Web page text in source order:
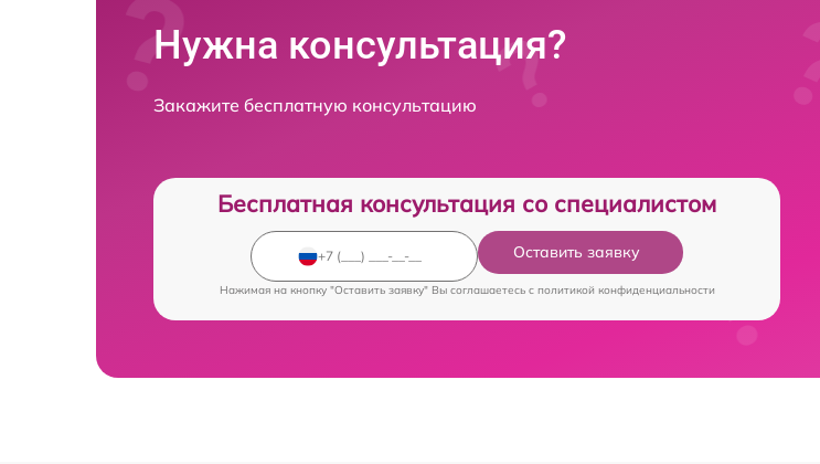
Нужна консультация?
Закажите бесплатную консультацию
Бесплатная консультация со специалистом
Оставить заявку
Нажимая на кнопку "Оставить заявку" Вы соглашаетесь c политикой конфиденциальности